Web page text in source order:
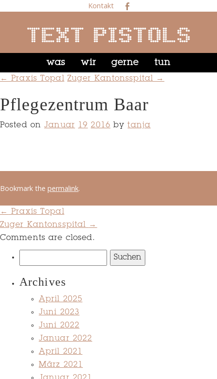
Kontakt
was wir gerne tun
← Praxis Topal Zuger Kantonsspital →
Pflegezentrum Baar
Posted on Januar 19 2016 by tanja
Bookmark the permalink.
←
Praxis Topal
Zuger Kantonsspital →
Comments are closed.
Archives
April 2025
Juni 2023
Juni 2022
Januar 2022
April 2021
März 2021